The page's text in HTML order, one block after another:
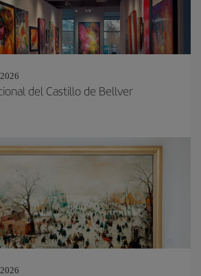
del Castillo de Bellver